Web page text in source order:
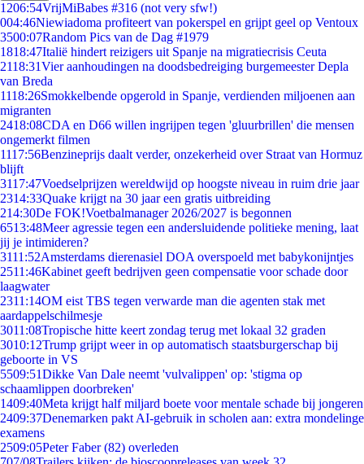
1206:54VrijMiBabes #316 (not very sfw!)
004:46Niewiadoma profiteert van pokerspel en grijpt geel op Ventoux
3500:07Random Pics van de Dag #1979
1818:47Italië hindert reizigers uit Spanje na migratiecrisis Ceuta
2118:31Vier aanhoudingen na doodsbedreiging burgemeester Depla
van Breda
1118:26Smokkelbende opgerold in Spanje, verdienden miljoenen aan
migranten
2418:08CDA en D66 willen ingrijpen tegen 'gluurbrillen' die mensen
ongemerkt filmen
1117:56Benzineprijs daalt verder, onzekerheid over Straat van Hormuz
blijft
3117:47Voedselprijzen wereldwijd op hoogste niveau in ruim drie jaar
2314:33Quake krijgt na 30 jaar een gratis uitbreiding
214:30De FOK!Voetbalmanager 2026/2027 is begonnen
6513:48Meer agressie tegen een andersluidende politieke mening, laat
jij je intimideren?
3111:52Amsterdams dierenasiel DOA overspoeld met babykonijntjes
2511:46Kabinet geeft bedrijven geen compensatie voor schade door
laagwater
2311:14OM eist TBS tegen verwarde man die agenten stak met
aardappelschilmesje
3011:08Tropische hitte keert zondag terug met lokaal 32 graden
3010:12Trump grijpt weer in op automatisch staatsburgerschap bij
geboorte in VS
5509:51Dikke Van Dale neemt 'vulvalippen' op: 'stigma op
schaamlippen doorbreken'
1409:40Meta krijgt half miljard boete voor mentale schade bij jongeren
2409:37Denemarken pakt AI-gebruik in scholen aan: extra mondelinge
examens
2509:05Peter Faber (82) overleden